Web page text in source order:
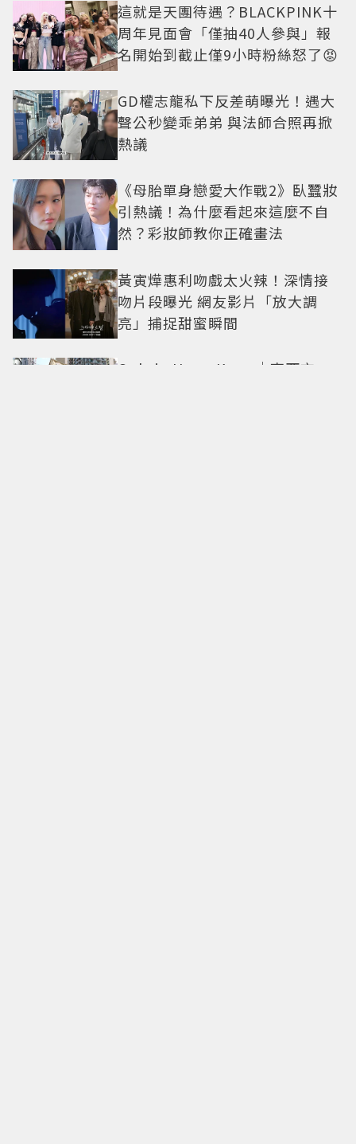
這就是天團待遇？BLACKPINK十
周年見面會「僅抽40人參與」報
名開始到截止僅9小時粉絲怒了😡
GD權志龍私下反差萌曝光！遇大
聲公秒變乖弟弟 與法師合照再掀
熱議
《母胎單身戀愛大作戰2》臥蠶妝
引熱議！為什麼看起來這麼不自
然？彩妝師教你正確畫法
黃寅燁惠利吻戲太火辣！深情接
吻片段曝光 網友影片「放大調
亮」捕捉甜蜜瞬間
Only in Hong Kong｜東西交